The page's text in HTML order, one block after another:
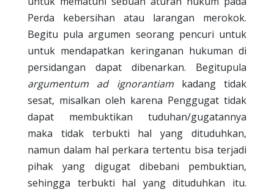
Perda kebersihan atau larangan merokok.
Begitu pula argumen seorang pencuri untuk
untuk mendapatkan keringanan hukuman di
persidangan dapat dibenarkan. Begitupula
argumentum ad ignorantiam kadang tidak
sesat, misalkan oleh karena Penggugat tidak
dapat membuktikan tuduhan/gugatannya
maka tidak terbukti hal yang dituduhkan,
namun dalam hal perkara tertentu bisa terjadi
pihak yang digugat dibebani pembuktian,
sehingga terbukti hal yang dituduhkan itu.